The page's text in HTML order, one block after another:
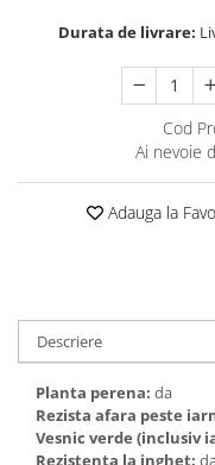
Durata de livrare:
Cod
Ai nevoie
Adauga la
Descriere
Planta perena: da
Rezista afara peste
Vesnic verde (inclusiv
Rezistenta la inghet: